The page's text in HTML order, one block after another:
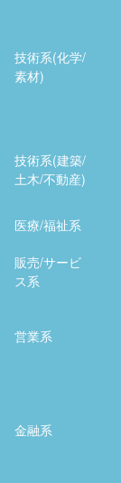
技術系(化学/
素材)
技術系(建築/
土木/不動産)
医療/福祉系
販売/サービ
ス系
営業系
金融系